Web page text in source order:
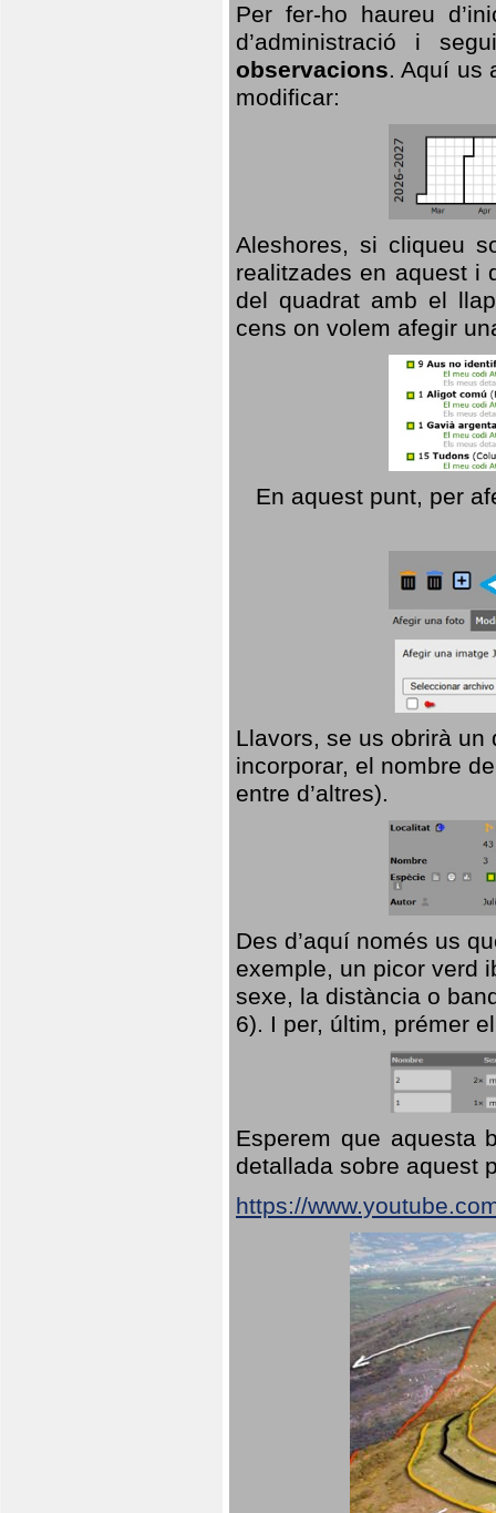
Per fer-ho haureu
d’administració i
observacions. Aquí us
modificar:
Aleshores, si cliqueu
realitzades en aquest i
del quadrat amb el
cens on volem afegir
En aquest punt, per
Llavors, se us obrirà
incorporar, el nombre
entre d’altres).
Des d’aquí només us
exemple, un picor verd
sexe, la distància o
6). I per, últim, prémer
Esperem que aquesta
detallada sobre aquest
https://